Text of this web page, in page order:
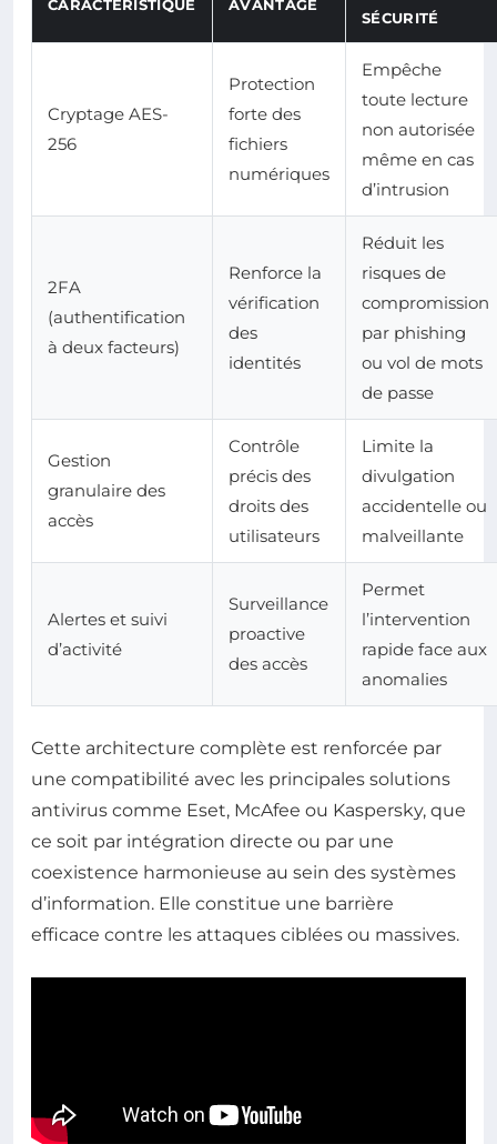
CARACTÉRISTIQUE AVANTAGE
SÉCURITÉ
Cryptage AES-
256
Protection
forte des
fichiers
numériques
Empêche
toute lecture
non autorisée
même en cas
d’intrusion
2FA
(authentification
à deux facteurs)
Renforce la
vérification
des
identités
Réduit les
risques de
compromission
par phishing
ou vol de mots
de passe
Gestion
granulaire des
accès
Contrôle
précis des
droits des
utilisateurs
Limite la
divulgation
accidentelle ou
malveillante
Alertes et suivi
d’activité
Surveillance
proactive
des accès
Permet
l’intervention
rapide face aux
anomalies
Cette architecture complète est renforcée par
une compatibilité avec les principales solutions
antivirus comme Eset, McAfee ou Kaspersky, que
ce soit par intégration directe ou par une
coexistence harmonieuse au sein des systèmes
d’information. Elle constitue une barrière
efficace contre les attaques ciblées ou massives.